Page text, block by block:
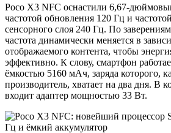
Poco X3 NFC оснастили 6,67-
частотой обновления 120 Гц и
сенсорного слоя 240 Гц. По
частота динамически меняется в
отображаемого контента, чтобы
эффективно. К слову, смартфон
ёмкостью 5160 мАч, заряда которого,
производитель, хватает на два дня. В
входит адаптер мощностью 33 Вт.